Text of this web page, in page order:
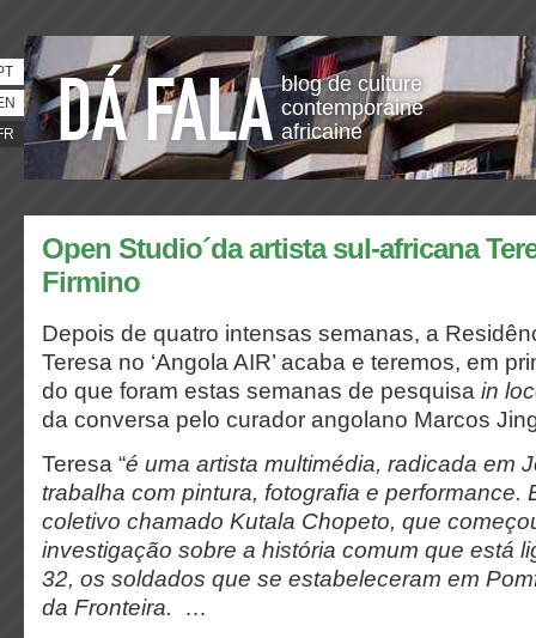
blog de culture
contemporaine
africaine
Open Studio´da artista sul-africana
Firmino
Depois de quatro intensas semanas, a
Teresa no ‘Angola AIR’ acaba e teremos, em
do que foram estas semanas de pesquisa in
da conversa pelo curador angolano Marcos
Teresa “é uma artista multimédia, radicada em
trabalha com pintura, fotografia e performance.
coletivo chamado Kutala Chopeto, que
investigação sobre a história comum que está
32, os soldados que se estabeleceram em
da Fronteira. …